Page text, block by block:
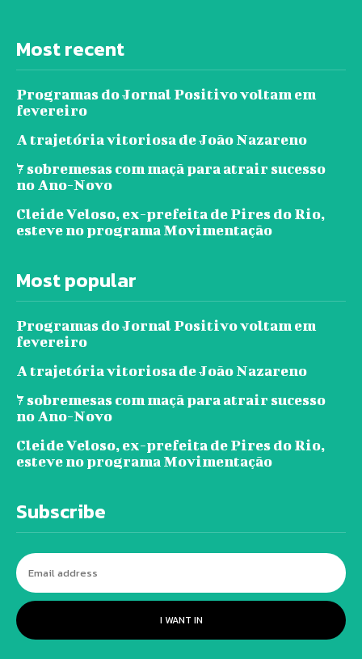
Most recent
Programas do Jornal Positivo voltam em
fevereiro
A trajetória vitoriosa de João Nazareno
7 sobremesas com maçã para atrair sucesso
no Ano-Novo
Cleide Veloso, ex-prefeita de Pires do Rio,
esteve no programa Movimentação
Most popular
Programas do Jornal Positivo voltam em
fevereiro
A trajetória vitoriosa de João Nazareno
7 sobremesas com maçã para atrair sucesso
no Ano-Novo
Cleide Veloso, ex-prefeita de Pires do Rio,
esteve no programa Movimentação
Subscribe
I WANT IN